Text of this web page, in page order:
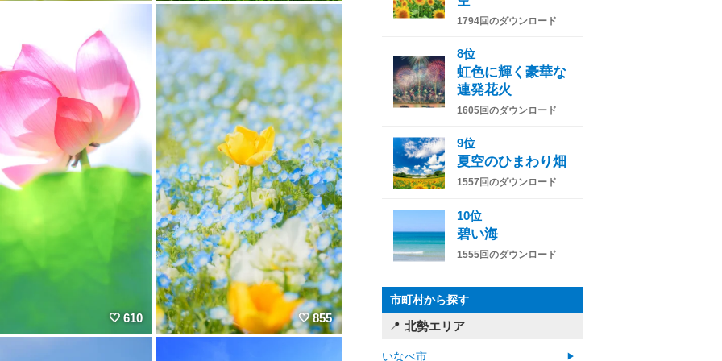
610 855
1794回のダウンロード
8位
虹色に輝く豪華な
連発花火
1605回のダウンロード
9位
夏空のひまわり畑
1557回のダウンロード
10位
碧い海
1555回のダウンロード
市町村から探す
北勢エリア
いなべ市